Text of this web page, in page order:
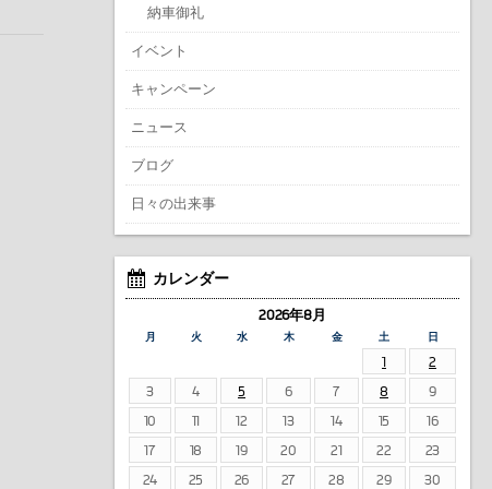
納車御礼
イベント
キャンペーン
ニュース
ブログ
日々の出来事
カレンダー
2026年8月
月 火 水 木 金 土 日
1
2
3
4 5 6 7 8
9
10
11 12 13 14 15
16
17
18 19 20 21 22
23
24
25 26 27 28 29
30